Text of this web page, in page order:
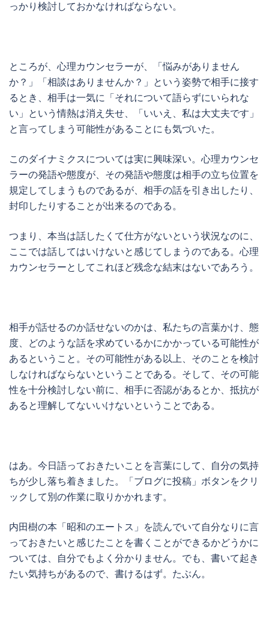
っかり検討しておかなければならない。
ところが、心理カウンセラーが、「悩みがありません
か？」「相談はありませんか？」という姿勢で相手に接す
るとき、相手は一気に「それについて語らずにいられな
い」という情熱は消え失せ、「いいえ、私は大丈夫です」
と言ってしまう可能性があることにも気づいた。
このダイナミクスについては実に興味深い。心理カウンセ
ラーの発語や態度が、その発語や態度は相手の立ち位置を
規定してしまうものであるが、相手の話を引き出したり、
封印したりすることが出来るのである。
つまり、本当は話したくて仕方がないという状況なのに、
ここでは話してはいけないと感じてしまうのである。心理
カウンセラーとしてこれほど残念な結末はないであろう。
相手が話せるのか話せないのかは、私たちの言葉かけ、態
度、どのような話を求めているかにかかっている可能性が
あるということ。その可能性がある以上、そのことを検討
しなければならないということである。そして、その可能
性を十分検討しない前に、相手に否認があるとか、抵抗が
あると理解してないいけないということである。
はあ。今日語っておきたいことを言葉にして、自分の気持
ちが少し落ち着きました。「ブログに投稿」ボタンをクリ
ックして別の作業に取りかかれます。
内田樹の本「昭和のエートス」を読んでいて自分なりに言
っておきたいと感じたことを書くことができるかどうかに
ついては、自分でもよく分かりません。でも、書いて起き
たい気持ちがあるので、書けるはず。たぶん。